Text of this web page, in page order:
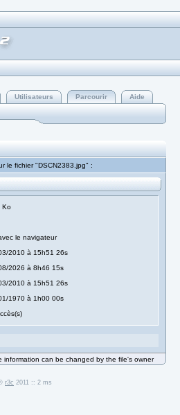
Utilisateurs Parcourir
Aide
le fichier "DSCN2383.jpg" :
Ko
le navigateur
2010 à 15h51 26s
2026 à 8h46 15s
2010 à 15h51 26s
1970 à 1h00 00s
information can be changed by the file's owner
r3c 2011 :: 2 ms